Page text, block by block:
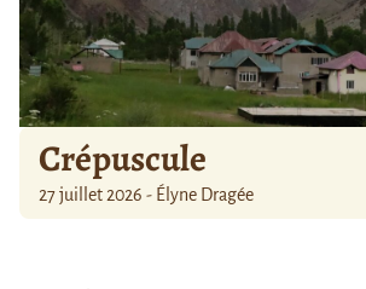
Crépuscule
27 juillet 2026 - Élyne Dragée